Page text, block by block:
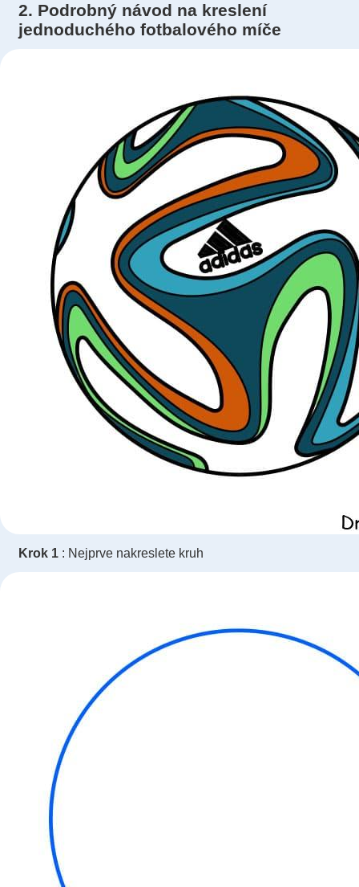
2. Podrobný návod na kreslení
jednoduchého fotbalového míče
Krok 1 : Nejprve nakreslete kruh